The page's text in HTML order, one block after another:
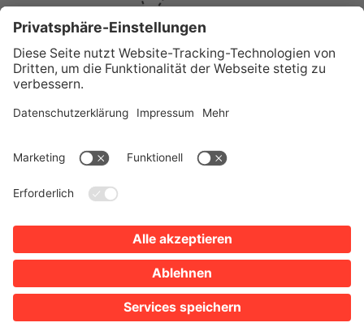
WICHTIGE LINKS
PresseWir über unsTourist-Information
Erklärung zur Barrierefreiheit
Impressum